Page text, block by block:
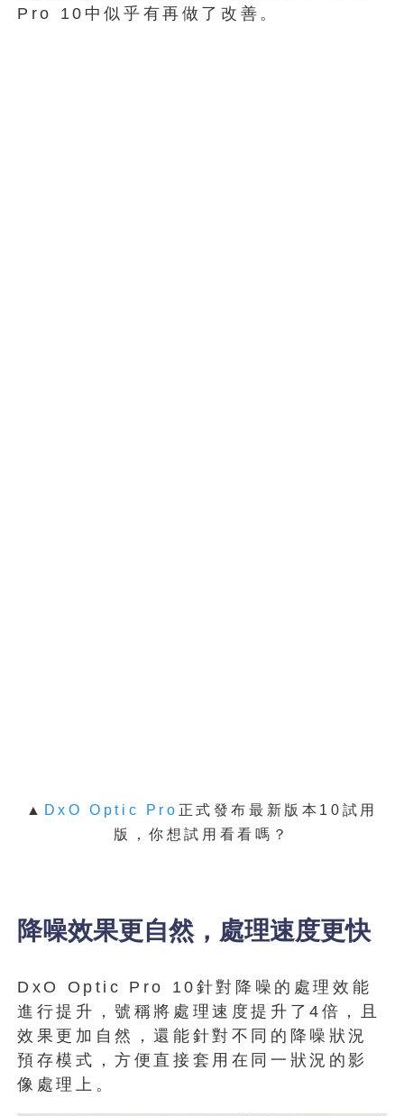
Pro 10中似乎有再做了改善。
▲ DxO Optic Pro 正式發布最新版本10試用
版，你想試用看看嗎？
降噪效果更自然，處理速度更快
DxO Optic Pro 10針對降噪的處理效能
進行提升，號稱將處理速度提升了4倍，且
效果更加自然，還能針對不同的降噪狀況
預存模式，方便直接套用在同一狀況的影
像處理上。